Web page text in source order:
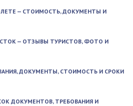
— СТОИМОСТЬ, ДОКУМЕНТЫ И
— ОТЗЫВЫ ТУРИСТОВ, ФОТО И
ДОКУМЕНТЫ, СТОИМОСТЬ И СРОКИ
ДОКУМЕНТОВ, ТРЕБОВАНИЯ И